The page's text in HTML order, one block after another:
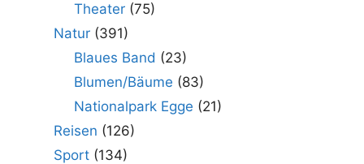
Theater (75)
Natur(391)
Blaues Band (23)
Blumen/Bäume (83)
Nationalpark Egge (21)
Reisen (126)
Sport(134)